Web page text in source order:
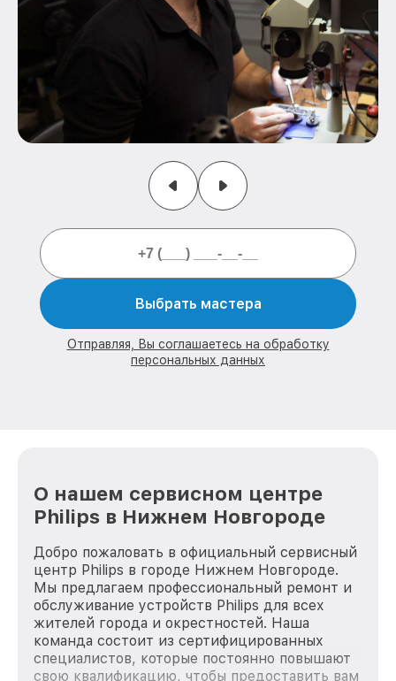
Выбрать мастера
Отправляя, Вы соглашаетесь на обработку
персональных данных
О нашем сервисном центре
Philips в Нижнем Новгороде
Добро пожаловать в официальный сервисный
центр Philips в городе Нижнем Новгороде.
Мы предлагаем профессиональный ремонт и
обслуживание устройств Philips для всех
жителей города и окрестностей. Наша
команда состоит из сертифицированных
специалистов, которые постоянно повышают
свою квалификацию, чтобы предоставить вам